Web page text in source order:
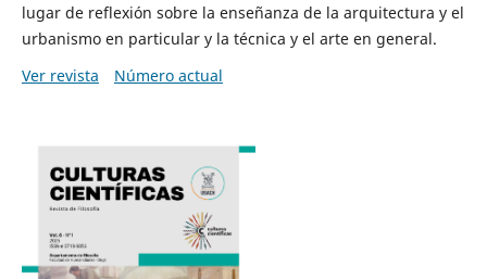
lugar de reflexión sobre la enseñanza de la arquitectura y el
urbanismo en particular y la técnica y el arte en general.
Ver revista
Número actual